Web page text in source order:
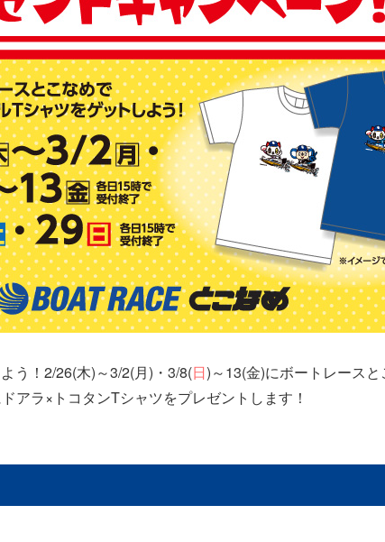
う！2/26(木)～3/2(月)・3/8(日)～13(金)にボートレース
アラ×トコタンTシャツをプレゼントします！